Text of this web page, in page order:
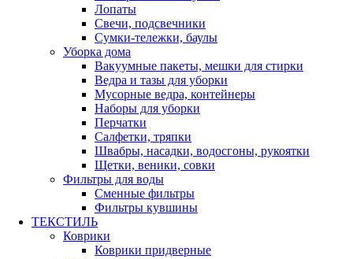
Лопаты
Свечи, подсвечники
Сумки-тележки, баулы
Уборка дома
Вакуумные пакеты, мешки для стирки
Ведра и тазы для уборки
Мусорные ведра, контейнеры
Наборы для уборки
Перчатки
Салфетки, тряпки
Швабры, насадки, водосгоны, рукоятки
Щетки, веники, совки
Фильтры для воды
Сменные фильтры
Фильтры кувшины
ТЕКСТИЛЬ
Коврики
Коврики придверные